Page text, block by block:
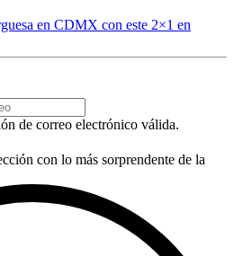
en CDMX con este 2×1 en
de correo electrónico válida.
con lo más sorprendente de la